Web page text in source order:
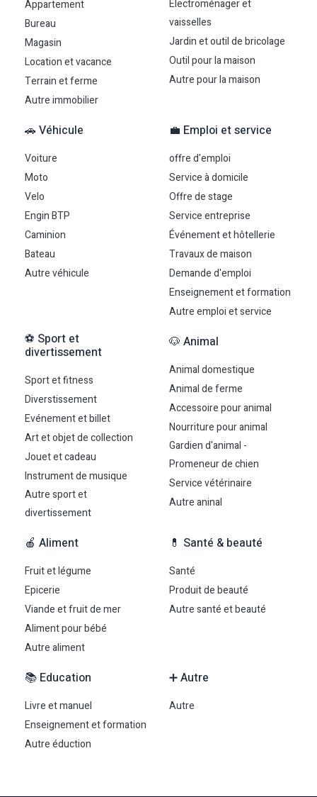
Appartement
Bureau
Magasin
Location et vacance
Terrain et ferme
Autre immobilier
Electroménager et
vaisselles
Jardin et outil de bricolage
Outil pour la maison
Autre pour la maison
🚗 Véhicule
Voiture
Moto
Velo
Engin BTP
Caminion
Bateau
Autre véhicule
💼 Emploi et service
offre d'emploi
Service à domicile
Offre de stage
Service entreprise
Événement et hôtellerie
Travaux de maison
Demande d'emploi
Enseignement et formation
Autre emploi et service
⚽ Sport et
divertissement
Sport et fitness
Diverstissement
Evénement et billet
Art et objet de collection
Jouet et cadeau
Instrument de musique
Autre sport et
divertissement
🐶 Animal
Animal domestique
Animal de ferme
Accessoire pour animal
Nourriture pour animal
Gardien d'animal -
Promeneur de chien
Service vétérinaire
Autre aninal
🍎 Aliment
Fruit et légume
Epicerie
Viande et fruit de mer
Aliment pour bébé
Autre aliment
💊 Santé & beauté
Santé
Produit de beauté
Autre santé et beauté
📚 Education
Livre et manuel
Enseignement et formation
Autre éduction
➕ Autre
Autre